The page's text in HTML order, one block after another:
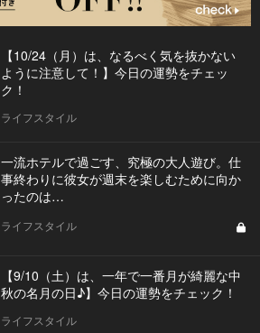
【10/24（月）は、なるべく気を抜かない
ように注意して！】今日の運勢をチェッ
ク！
ライフスタイル
一流ホテルで過ごす、究極の大人遊び。仕
事終わりに彼女が週末を楽しむために向か
ったのは…
ライフスタイル
【9/10（土）は、一年で一番月が綺麗な中
秋の名月の日♪】今日の運勢をチェック！
ライフスタイル